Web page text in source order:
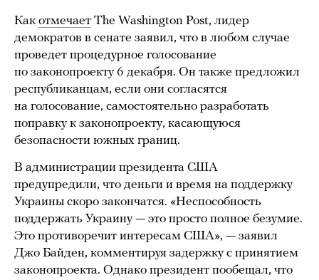
Как отмечает The Washington Post, лидер
демократов в сенате заявил, что в любом случае
проведет процедурное голосование
по законопроекту 6 декабря. Он также предложил
республиканцам, если они согласятся
на голосование, самостоятельно разработать
поправку к законопроекту, касающуюся
безопасности южных границ.
В администрации президента США
предупредили, что деньги и время на поддержку
Украины скоро закончатся. «Неспособность
поддержать Украину — это просто полное безумие.
Это противоречит интересам США», — заявил
Джо Байден, комментируя задержку с принятием
законопроекта. Однако президент пообещал, что